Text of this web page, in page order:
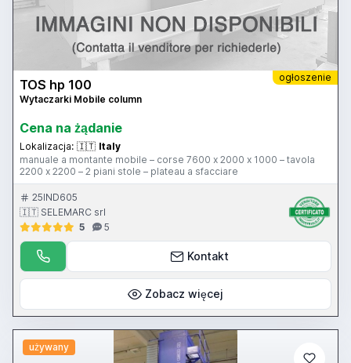
ogłoszenie
TOS hp 100
Wytaczarki Mobile column
Cena na żądanie
Lokalizacja: 🇮🇹 Italy
manuale a montante mobile – corse 7600 x 2000 x 1000 – tavola
2200 x 2200 – 2 piani stole – plateau a sfacciare
25IND605
🇮🇹 SELEMARC srl
5
5
Kontakt
Zobacz więcej
używany